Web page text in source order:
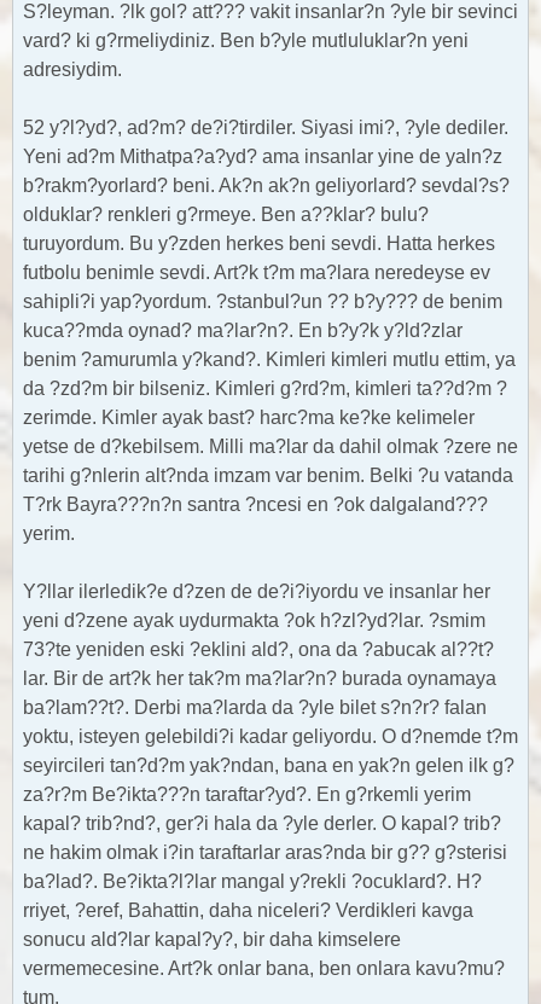
S?leyman. ?lk gol? att??? vakit insanlar?n ?yle bir sevinci
vard? ki g?rmeliydiniz. Ben b?yle mutluluklar?n yeni
adresiydim.
52 y?l?yd?, ad?m? de?i?tirdiler. Siyasi imi?, ?yle dediler.
Yeni ad?m Mithatpa?a?yd? ama insanlar yine de yaln?z
b?rakm?yorlard? beni. Ak?n ak?n geliyorlard? sevdal?s?
olduklar? renkleri g?rmeye. Ben a??klar? bulu?
turuyordum. Bu y?zden herkes beni sevdi. Hatta herkes
futbolu benimle sevdi. Art?k t?m ma?lara neredeyse ev
sahipli?i yap?yordum. ?stanbul?un ?? b?y??? de benim
kuca??mda oynad? ma?lar?n?. En b?y?k y?ld?zlar
benim ?amurumla y?kand?. Kimleri kimleri mutlu ettim, ya
da ?zd?m bir bilseniz. Kimleri g?rd?m, kimleri ta??d?m ?
zerimde. Kimler ayak bast? harc?ma ke?ke kelimeler
yetse de d?kebilsem. Milli ma?lar da dahil olmak ?zere ne
tarihi g?nlerin alt?nda imzam var benim. Belki ?u vatanda
T?rk Bayra???n?n santra ?ncesi en ?ok dalgaland???
yerim.
Y?llar ilerledik?e d?zen de de?i?iyordu ve insanlar her
yeni d?zene ayak uydurmakta ?ok h?zl?yd?lar. ?smim
73?te yeniden eski ?eklini ald?, ona da ?abucak al??t?
lar. Bir de art?k her tak?m ma?lar?n? burada oynamaya
ba?lam??t?. Derbi ma?larda da ?yle bilet s?n?r? falan
yoktu, isteyen gelebildi?i kadar geliyordu. O d?nemde t?m
seyircileri tan?d?m yak?ndan, bana en yak?n gelen ilk g?
za?r?m Be?ikta???n taraftar?yd?. En g?rkemli yerim
kapal? trib?nd?, ger?i hala da ?yle derler. O kapal? trib?
ne hakim olmak i?in taraftarlar aras?nda bir g?? g?sterisi
ba?lad?. Be?ikta?l?lar mangal y?rekli ?ocuklard?. H?
rriyet, ?eref, Bahattin, daha niceleri? Verdikleri kavga
sonucu ald?lar kapal?y?, bir daha kimselere
vermemecesine. Art?k onlar bana, ben onlara kavu?mu?
tum.